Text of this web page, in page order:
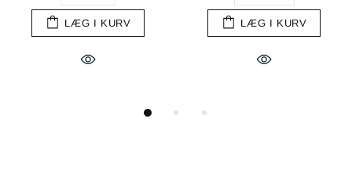
LÆG I KURV LÆG I KURV